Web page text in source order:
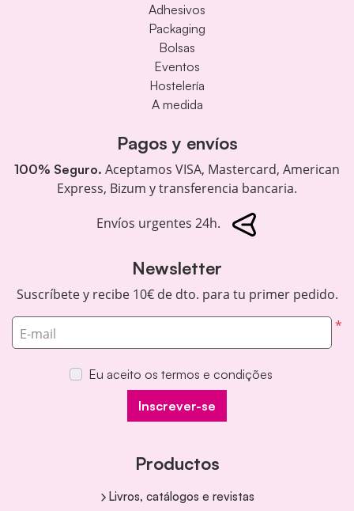
Adhesivos
Packaging
Bolsas
Eventos
Hostelería
A medida
Pagos y envíos
100% Seguro. Aceptamos VISA, Mastercard, American
Express, Bizum y transferencia bancaria.
Envíos urgentes 24h.
Newsletter
Suscríbete y recibe 10€ de dto. para tu primer pedido.
*
E-mail
Eu aceito os termos e condições
Inscrever-se
Productos
Livros, catálogos e revistas